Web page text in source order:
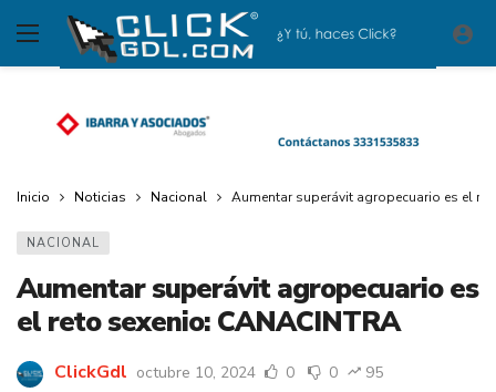
Inicio Noticias Nacional Aumentar superávit agropecuario es el
NACIONAL
Aumentar superávit agropecuario es
el reto sexenio: CANACINTRA
ClickGdl octubre 10, 2024 0 0 95